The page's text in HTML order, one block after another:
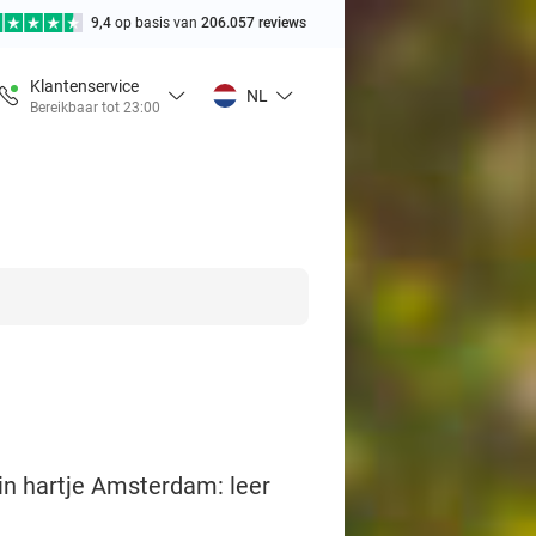
9,4 op basis van 206.057 reviews
Klantenservice
Bereikbaar tot 23:00
NL
hartje Amsterdam: leer